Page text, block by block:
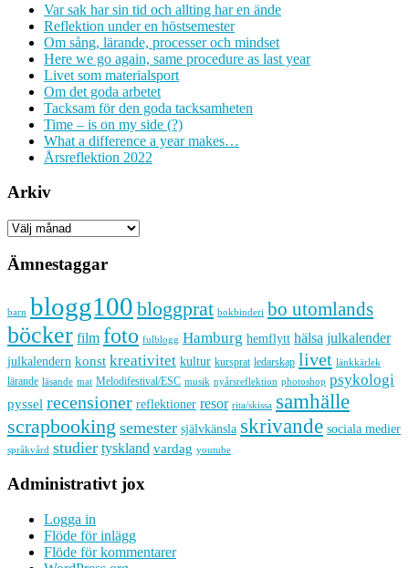
Var sak har sin tid och allting har en ände
Reflektion under en höstsemester
Om sång, lärande, processer och mindset
Here we go again, same procedure as last year
Livet som materialsport
Om det goda arbetet
Tacksam för den goda tacksamheten
Time – is on my side (?)
What a difference a year makes…
Årsreflektion 2022
Arkiv
Arkiv
Ämnestaggar
barn blogg100 bloggprat bokbinderi bo utomlands
böcker film foto fulblogg Hamburg hemflytt hälsa julkalender
julkalendern konst kreativitet kultur kursprat ledarskap livet länkkärlek
lärande läsande mat Melodifestival/ESC musik nyårsreflektion photoshop psykologi
pyssel recensioner reflektioner resor rita/skissa samhälle
scrapbooking semester självkänsla skrivande sociala medier
språkvård studier tyskland vardag youtube
Administrativt jox
Logga in
Flöde för inlägg
Flöde för kommentarer